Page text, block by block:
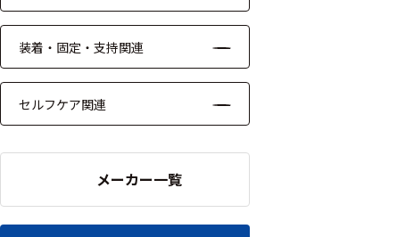
選
択
し
た
件
698
製
品
示
す
装着・固定・支持関連
セルフケア関連
メーカー一覧